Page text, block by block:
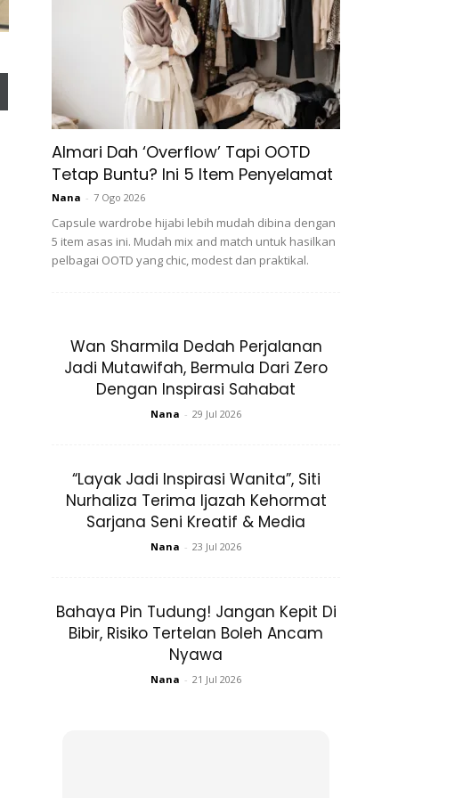
Almari Dah ‘Overflow’ Tapi OOTD
Tetap Buntu? Ini 5 Item Penyelamat
Nana - 7 Ogo 2026
Capsule wardrobe hijabi lebih mudah dibina dengan
5 item asas ini. Mudah mix and match untuk hasilkan
pelbagai OOTD yang chic, modest dan praktikal.
Wan Sharmila Dedah Perjalanan
Jadi Mutawifah, Bermula Dari Zero
Dengan Inspirasi Sahabat
Nana - 29 Jul 2026
“Layak Jadi Inspirasi Wanita”, Siti
Nurhaliza Terima Ijazah Kehormat
Sarjana Seni Kreatif & Media
Nana - 23 Jul 2026
Bahaya Pin Tudung! Jangan Kepit Di
Bibir, Risiko Tertelan Boleh Ancam
Nyawa
Nana - 21 Jul 2026